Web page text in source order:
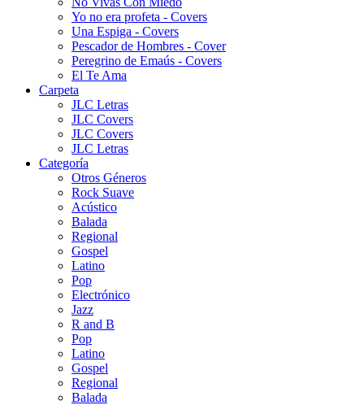
Yo no era profeta - Covers
Una Espiga - Covers
Pescador de Hombres - Cover
Peregrino de Emaús - Covers
El Te Ama
Carpeta
JLC Letras
JLC Covers
JLC Covers
JLC Letras
Categoría
Otros Géneros
Rock Suave
Acústico
Balada
Regional
Gospel
Latino
Pop
Electrónico
Jazz
R and B
Pop
Latino
Gospel
Regional
Balada